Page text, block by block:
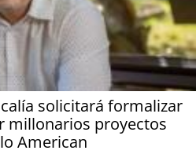
solicitará formalizar
millonarios proyectos
American